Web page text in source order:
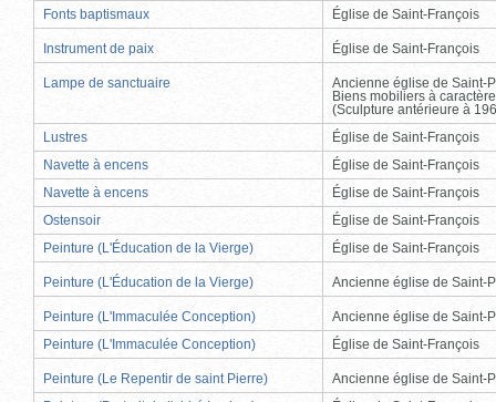
Fonts baptismaux
Église de Saint-François
Instrument de paix Église de Saint-François
Lampe de sanctuaire
Ancienne église de Saint-
Biens mobiliers à
(Sculpture antérieure à
Lustres
Église de Saint-François
Navette à encens
Église de Saint-François
Navette à encens
Église de Saint-François
Ostensoir
Église de Saint-François
Peinture (L'Éducation de la Vierge)
Église de Saint-François
Peinture (L'Éducation de la Vierge) Ancienne église de Saint-
Peinture (L'Immaculée Conception)
Ancienne église de Saint-
Peinture (L'Immaculée Conception)
Église de Saint-François
Peinture (Le Repentir de saint Pierre)
Ancienne église de Saint-